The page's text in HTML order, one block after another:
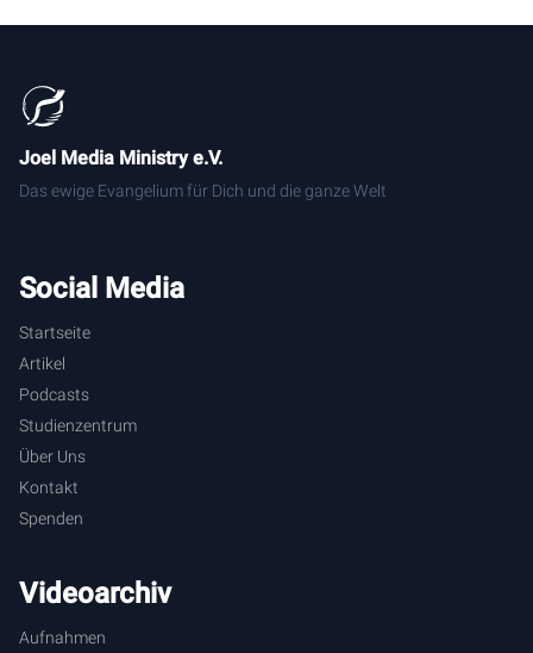
Joel Media Ministry e.V.
Das ewige Evangelium für Dich und die ganze Welt
Social Media
Startseite
Artikel
Podcasts
Studienzentrum
Über Uns
Kontakt
Spenden
Videoarchiv
Aufnahmen